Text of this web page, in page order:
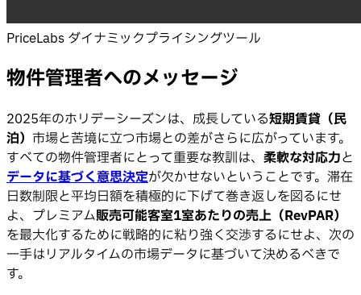
PriceLabs ダイナミックプライシングツール
物件管理者へのメッセージ
2025年のホリデーシーズンは、成長している短期賃貸（民
泊） 市場と苦境に立つ市場との差がさらに広がっています。
すべての物件管理者にとって重要な教訓は、 柔軟な対応力と
データに基づく意思決定が欠かせないということです。滞在
日数制限と平均日額を積極的に下げて巻き返しを図るにせ
よ、プレミアム販売可能客室1室あたりの売上（RevPAR）
を最大化するために戦略的に粘り強く交渉するにせよ、次の
一手はリアルタイムの市場データに基づいて決めるべきで
す。